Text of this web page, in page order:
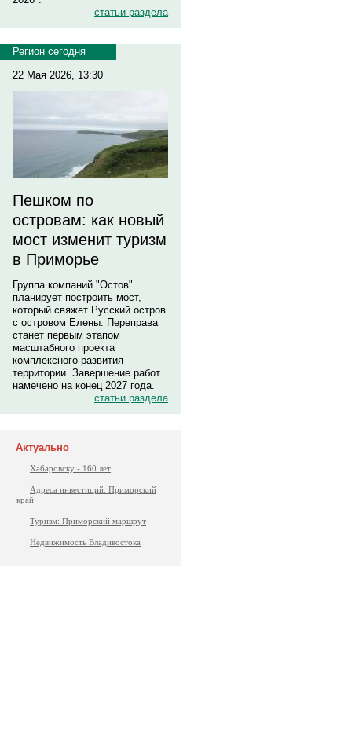
статьи раздела
Регион сегодня
22 Мая 2026, 13:30
Пешком по
островам: как новый
мост изменит туризм
в Приморье
Группа компаний "Остов"
планирует построить мост,
который свяжет Русский остров
с островом Елены. Переправа
станет первым этапом
масштабного проекта
комплексного развития
территории. Завершение работ
намечено на конец 2027 года.
статьи раздела
Актуально
Хабаровску - 160 лет
Адреса инвестиций. Приморский
край
Туризм: Приморский маршрут
Недвижимость Владивостока